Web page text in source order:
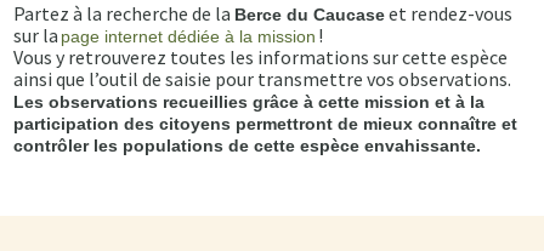
Partez à la recherche de la Berce du Caucaseet rendez-vous
sur la page internet dédiée à la mission !
Vous y retrouverez toutes les informations sur cette espèce
ainsi que l’outil de saisie pour transmettre vos observations.
Les observations recueillies grâce à cette mission et à la
participation des citoyens permettront de mieux connaître et
contrôler les populations de cette espèce envahissante.